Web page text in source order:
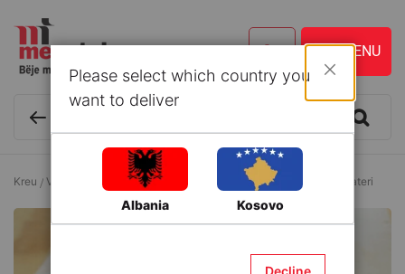
Kreu Vegla dhe Aksesorë Vegla elektrike me bateri Trapan me bateri
Please select which country you
want to deliver
Albania Kosovo
Decline